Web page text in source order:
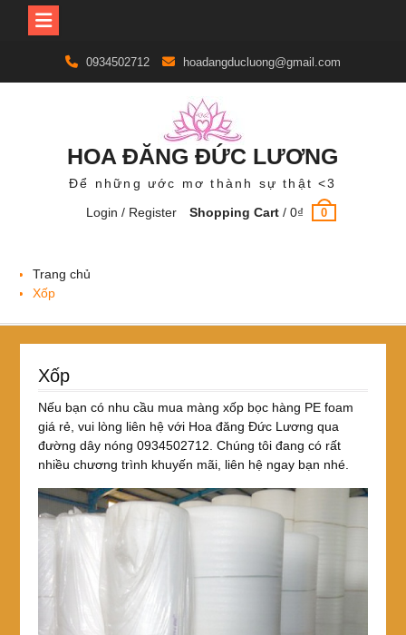
content
0934502712 hoadangducluong@gmail.com
HOA ĐĂNG ĐỨC LƯƠNG
Để những ước mơ thành sự thật <3
Login / Register
Shopping Cart /0₫ 0
Trang chủ
Xốp
Xốp
Nếu bạn có nhu cầu mua màng xốp bọc hàng PE foam
giá rẻ, vui lòng liên hệ với Hoa đăng Đức Lương qua
đường dây nóng 0934502712. Chúng tôi đang có rất
nhiều chương trình khuyến mãi, liên hệ ngay bạn nhé.